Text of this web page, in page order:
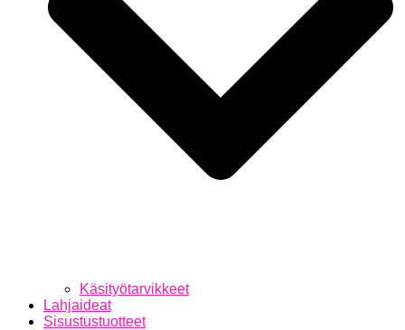
Käsityötarvikkeet
Lahjaideat
Sisustustuotteet